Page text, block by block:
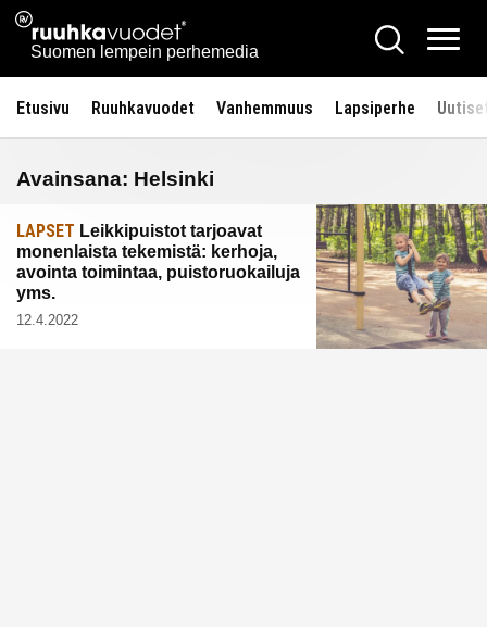
Siirry
sisältöön
Ruuhkavuodet.fi
Suomen lempein perhemedia
Hae
Etusivu Ruuhkavuodet Vanhemmuus Lapsiperhe
Avainsana: Helsinki
LAPSET Leikkipuistot tarjoavat
monenlaista tekemistä: kerhoja,
avointa toimintaa, puistoruokailuja
yms.
12.4.2022